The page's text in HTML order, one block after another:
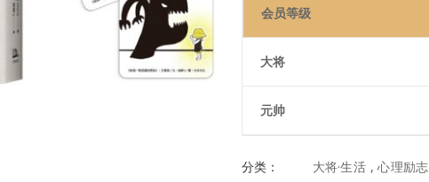
会员等级
大将
元帅
分类： 大将·生活 ,心理励志